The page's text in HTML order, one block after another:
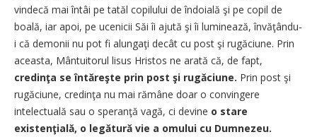
vindecă mai întâi pe tatăl copilului de îndoială şi pe copil de
boală, iar apoi, pe ucenicii Săi îi ajută şi îi luminează, învăţându-
i că demonii nu pot fi alungaţi decât cu post şi rugăciune. Prin
aceasta, Mântuitorul lisus Hristos ne arată că, de fapt,
credinţa se întăreşte prin post şi rugăciune. Prin post şi
rugăciune, credinţa nu mai rămâne doar o convingere
intelectuală sau o speranţă vagă, ci devine o stare
existenţială, o legătură vie a omului cu Dumnezeu.